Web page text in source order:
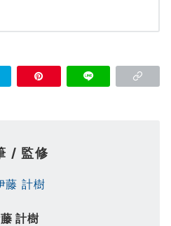
/ 監修
計樹